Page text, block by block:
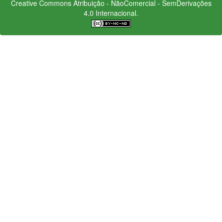
Creative CommonsAtribuição - NãoComercial - SemDerivações
4.0 Internacional.